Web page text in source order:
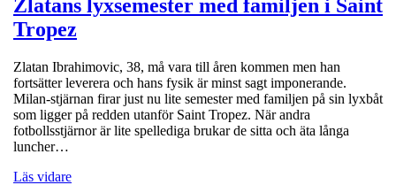
Zlatans lyxsemester med familjen i Saint
Tropez
Zlatan Ibrahimovic, 38, må vara till åren kommen men han
fortsätter leverera och hans fysik är minst sagt imponerande.
Milan-stjärnan firar just nu lite semester med familjen på sin lyxbåt
som ligger på redden utanför Saint Tropez. När andra
fotbollsstjärnor är lite spellediga brukar de sitta och äta långa
luncher…
Läs vidare